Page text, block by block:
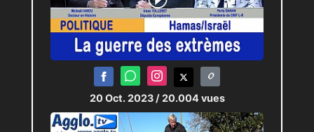
20 Oct. 2023 / 20.004 vues